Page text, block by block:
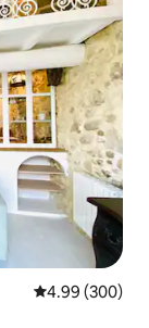
평점 4.99점(5
4.99 (300)